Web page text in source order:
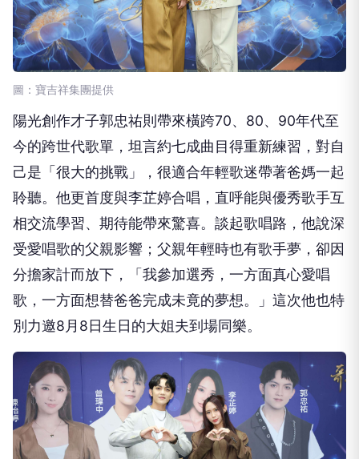
圖：寶吉祥集團提供
陽光創作才子郭忠祐則帶來橫跨70、80、90年代至
今的跨世代歌單，坦言約七成曲目得重新練習，對自
己是「很大的挑戰」，很適合年輕歌迷帶著爸媽一起
聆聽。他更首度與李芷婷合唱，直呼能與優秀歌手互
相交流學習、期待能帶來驚喜。談起歌唱路，他說深
受愛唱歌的父親影響；父親年輕時也有歌手夢，卻因
分擔家計而放下，「我參加選秀，一方面真心愛唱
歌，一方面想替爸爸完成未竟的夢想。」這次他也特
別力邀8月8日生日的大姐夫到場同樂。